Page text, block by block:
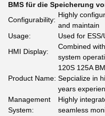
BMS für die Speicherung
Configurability:
Highly
and maintain
Usage:
Used for ESS/
HMI Display:
Combined
system
Product Name:
120S 125A
Sepcialize in
years
Management
System:
Highly
seamless